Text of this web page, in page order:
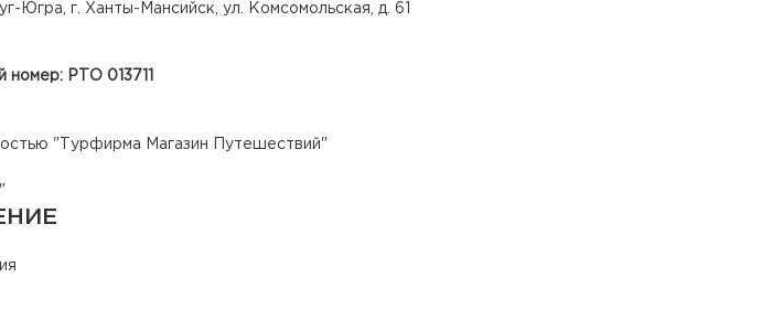
Югра, г. Ханты-Мансийск, ул. Комсомольская, д. 61
РТО 013711
" Турфирма Магазин Путешествий"
"